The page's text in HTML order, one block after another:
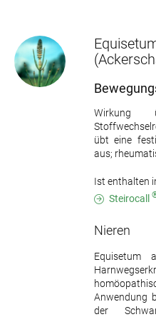
übt eine
aus;
Ist enthalten
Steirocall
Nieren
Equisetum
Anwendung
der